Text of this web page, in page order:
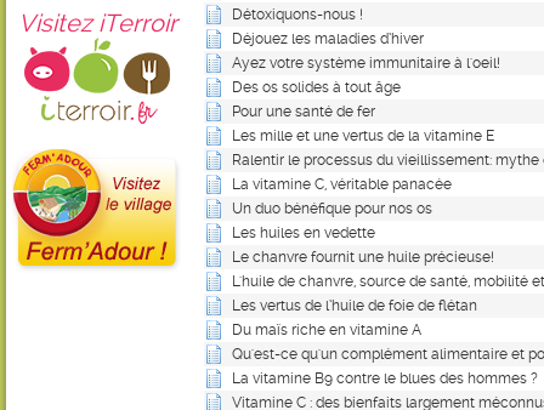
Visitez iTerroir
Détoxiquons-nous !
Déjouez les maladies d’hiver
Ayez votre système immunitaire à l'oeil!
Des os solides à tout âge
Pour une santé de fer
Les mille et une vertus de la vitamine E
Ralentir le processus du vieillissement: mythe
La vitamine C, véritable panacée
Un duo bénéfique pour nos os
Les huiles en vedette
Le chanvre fournit une huile précieuse!
L'huile de chanvre, source de santé, mobilité
Les vertus de l’huile de foie de flétan
Du maïs riche en vitamine A
Qu'est-ce qu'un complément alimentaire et
La vitamine B9 contre le blues des hommes ?
Vitamine C : des bienfaits largement